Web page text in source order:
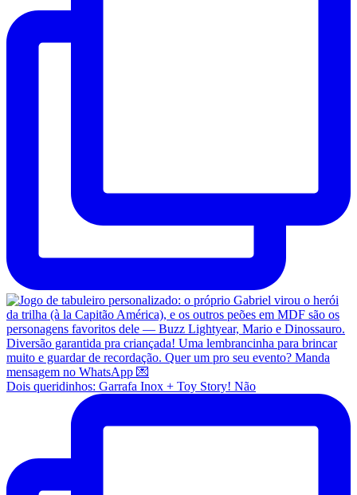
Dois queridinhos: Garrafa Inox + Toy Story! Não